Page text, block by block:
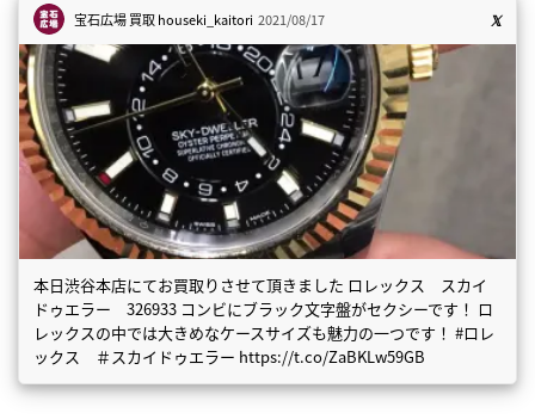
宝石広場 買取houseki_kaitori 2021/08/17
本日渋谷本店にてお買取りさせて頂きました ロレックス スカイ
ドゥエラー 326933 コンビにブラック文字盤がセクシーです！ ロ
レックスの中では大きめなケースサイズも魅力の一つです！ #ロレ
ックス ＃スカイドゥエラー https://t.co/ZaBKLw59GB